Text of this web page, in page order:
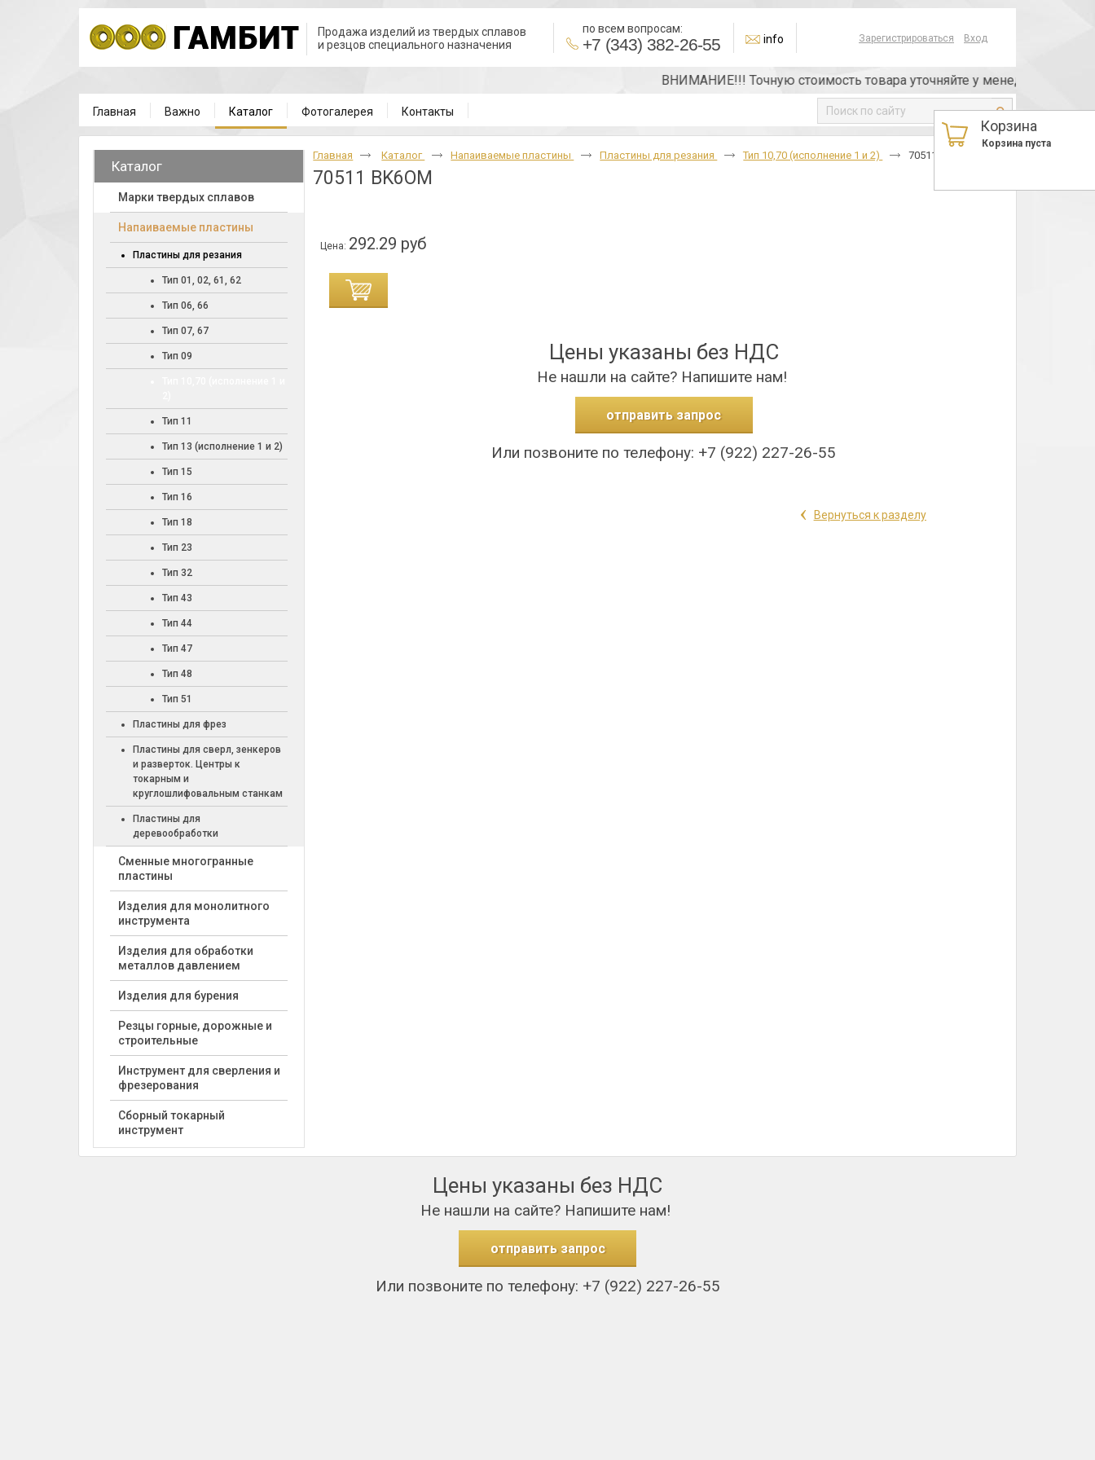
Зарегистрироваться Вход
Продажа изделий из твердых сплавов
и резцов специального назначения
по всем вопросам:
+7 (343) 382-26-55 info
ВНИМАНИЕ!!! Точную стоимость товара уточняйте у менеджера или по
Главная Важно Каталог Фотогалерея Контакты
Корзина
Корзина пуста
Каталог
Марки твердых сплавов
Напаиваемые пластины
Пластины для резания
Тип 01, 02, 61, 62
Тип 06, 66
Тип 07, 67
Тип 09
Тип 11
Тип 13 (исполнение 1 и 2)
Тип 15
Тип 16
Тип 18
Тип 23
Тип 32
Тип 43
Тип 44
Тип 47
Тип 48
Тип 51
Пластины для фрез
Пластины для сверл, зенкеров
и разверток. Центры к
токарным и
круглошлифовальным станкам
Пластины для
деревообработки
Cменные многогранные
пластины
Изделия для монолитного
инструмента
Изделия для обработки
металлов давлением
Изделия для бурения
Резцы горные, дорожные и
строительные
Инструмент для сверления и
фрезерования
Сборный токарный
инструмент
Главная Каталог Напаиваемые пластины Пластины для резания Тип 10,70 (исполнение 1 и 2) 70511 BK6OM
70511 BK6OM
Цена: 292.29 руб
Цены указаны без НДС
Не нашли на сайте? Напишите нам!
отправить запрос
Или позвоните по телефону: +7 (922) 227-26-55
‹ Вернуться к разделу
Цены указаны без НДС
Не нашли на сайте? Напишите нам!
отправить запрос
Или позвоните по телефону: +7 (922) 227-26-55